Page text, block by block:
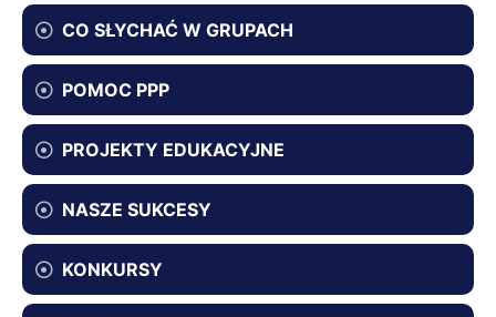
CO SŁYCHAĆ W GRUPACH
POMOC PPP
PROJEKTY EDUKACYJNE
NASZE SUKCESY
KONKURSY